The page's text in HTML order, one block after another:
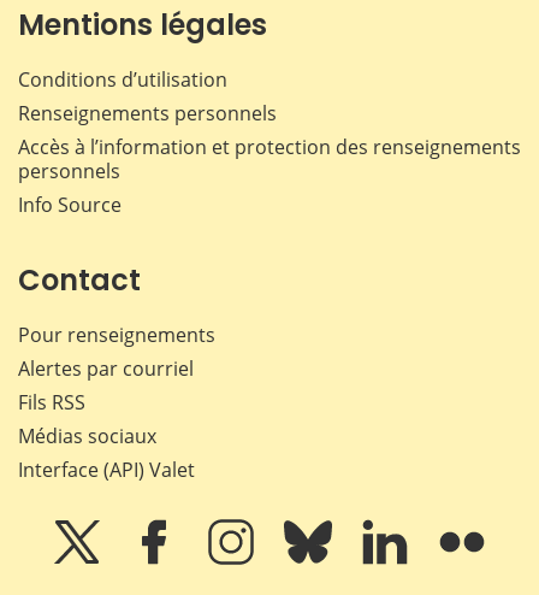
Mentions légales
Conditions d’utilisation
Renseignements personnels
Accès à l’information et protection des renseignements
personnels
Info Source
Contact
Pour renseignements
Alertes par courriel
Fils RSS
Médias sociaux
Interface (API) Valet